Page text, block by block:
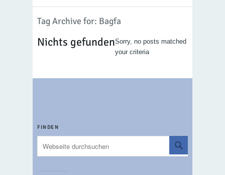
Tag Archive for: Bagfa
Nichts gefundenSorry, no posts matched
your criteria
FINDEN